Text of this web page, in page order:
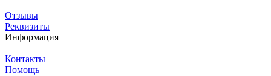
Отзывы
Реквизиты
Информация
Контакты
Помощь